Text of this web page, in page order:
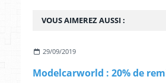
VOUS AIMEREZ AUSSI :
29/09/2019